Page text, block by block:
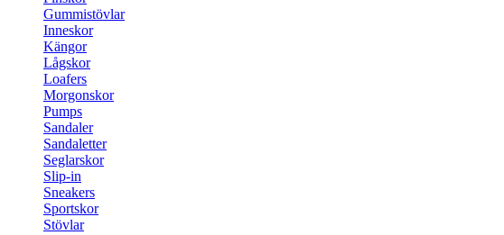
Gummistövlar
Inneskor
Kängor
Lågskor
Loafers
Morgonskor
Pumps
Sandaler
Sandaletter
Seglarskor
Slip-in
Sneakers
Sportskor
Stövlar